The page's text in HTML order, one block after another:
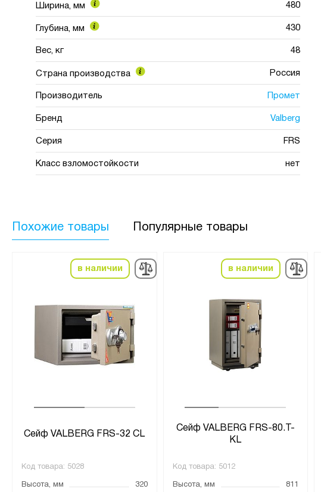
Видео
Ширина, мм 480
Глубина, мм 430
Вес, кг 48
Страна производства Россия
Производитель Промет
Бренд Valberg
Серия FRS
Класс взломостойкости нет
Похожие товары Популярные товары
в наличии
Сейф VALBERG FRS-32 CL
Код товара: 5028
Высота, мм
320
в наличии
Сейф VALBERG FRS-80.T-
KL
Код товара: 5012
Высота, мм
811